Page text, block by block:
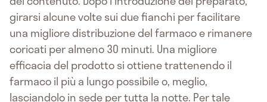
girarsi alcune volte sui due fianchi per facilitare
una migliore distribuzione del farmaco e rimanere
coricati per almeno 30 minuti. Una migliore
efficacia del prodotto si ottiene trattenendo il
farmaco il più a lungo possibile o, meglio,
lasciandolo in sede per tutta la notte. Per tale